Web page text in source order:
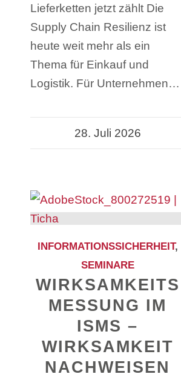
Lieferketten jetzt zählt Die
Supply Chain Resilienz ist
heute weit mehr als ein
Thema für Einkauf und
Logistik. Für Unternehmen…
28. Juli 2026
INFORMATIONSSICHERHEIT,
SEMINARE
WIRKSAMKEITS
MESSUNG IM
ISMS –
WIRKSAMKEIT
NACHWEISEN